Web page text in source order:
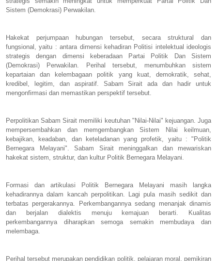
Sistem (Demokrasi) Perwakilan.
Hakekat perjumpaan hubungan tersebut, secara struktural dan
fungsional, yaitu : antara dimensi kehadiran Politisi intelektual ideologis
strategis dengan dimensi keberadaan Partai Politik Dan Sistem
(Demokrasi) Perwakilan. Perihal tersebut, menumbuhkan sistem
kepartaian dan kelembagaan politik yang kuat, demokratik, sehat,
kredibel, legitim, dan aspiratif. Sabam Sirait ada dan hadir untuk
mengonfirmasi dan memastikan perspektif tersebut.
Perpolitikan Sabam Sirait memiliki keutuhan "Nilai-Nilai" kejuangan. Juga
mempersembahkan dan memgembangkan Sistem Nilai keilmuan,
kebajikan, keadaban, dan keteladanan yang profetik, yaitu : "Politik
Bernegara Melayani". Sabam Sirait meninggalkan dan mewariskan
hakekat sistem, struktur, dan kultur Politik Bernegara Melayani.
Formasi dan artikulasi Politik Bernegara Melayani masih langka
kehadirannya dalam kancah perpolitikan. Lagi pula masih sedikit dan
terbatas pergerakannya. Perkembangannya sedang menanjak dinamis
dan berjalan dialektis menuju kemajuan berarti. Kualitas
perkembangannya diharapkan semoga semakin membudaya dan
melembaga.
Perihal tersebut merupakan pendidikan politik, pelajaran moral, pemikiran